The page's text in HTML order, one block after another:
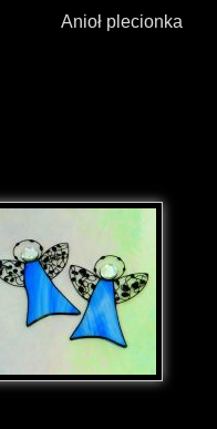
Anioł plecionka